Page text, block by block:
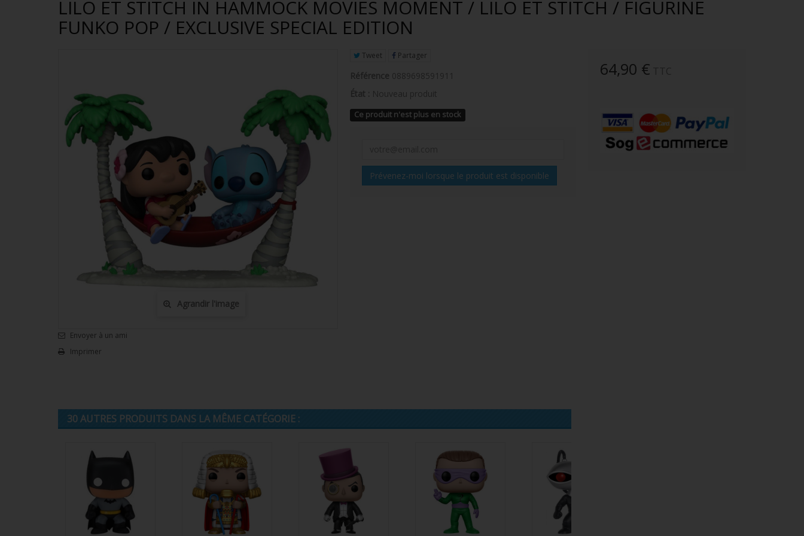
LILO ET STITCH IN HAMMOCK MOVIES MOMENT / LILO ET STITCH / FIGURINE
FUNKO POP / EXCLUSIVE SPECIAL EDITION
Agrandir l'image
Envoyer à un ami
Imprimer
64,90 €
Tweet Partager
Référence 0889698591911
État : Nouveau produit
Ce produit n'est plus en stock
Prévenez-moi lorsque le produit est disponible
30 AUTRES PRODUITS DANS LA MÊME CATÉGORIE :